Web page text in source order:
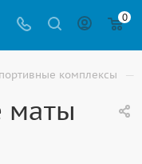
0
комплексы —
маты